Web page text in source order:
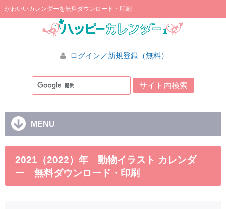
かわいいカレンダーを無料ダウンロード・印刷
ログイン／新規登録（無料）
MENU
2021（2022）年 動物イラスト カレンダ
ー 無料ダウンロード・印刷